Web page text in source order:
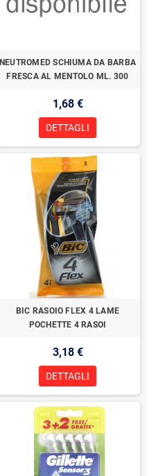
NEUTROMED SCHIUMA DA BARBA
FRESCA AL MENTOLO ML. 300
1,68 €
DETTAGLI
BIC RASOIO FLEX 4 LAME
POCHETTE 4 RASOI
3,18 €
DETTAGLI